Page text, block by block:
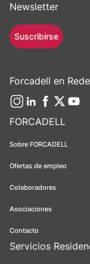
FORCADELL
Sobre FORCADELL
Ofertas de empleo
Colaboradores
Asociaciones
Contacto
Servicios
Newsletter
Suscribirse
Forcadell en